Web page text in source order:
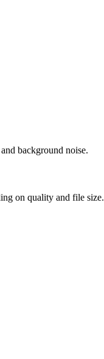
background noise.
on quality and file size.